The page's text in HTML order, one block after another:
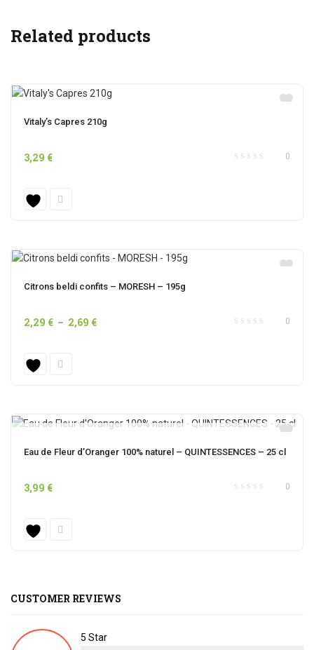
Related products
Vitaly’s Capres 210g
0
3,29 €
Citrons beldi confits – MORESH – 195g
0
2,29 € – 2,69 €Plage
Eau de Fleur d’Oranger 100% naturel – QUINTESSENCES – 25 cl
0
3,99 €
CUSTOMER REVIEWS
5 Star